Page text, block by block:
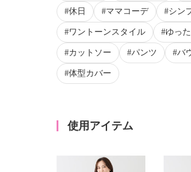
休日 ママコーデ シン
ワントーンスタイル ゆっ
カットソー パンツ バ
体型カバー
使用アイテム